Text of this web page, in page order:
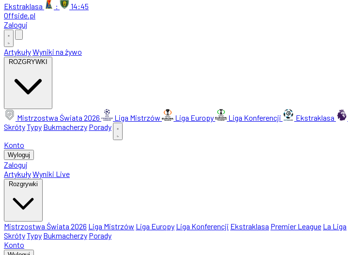
Ekstraklasa
:
14:45
Offside.pl
Zaloguj
ArtykułyWyniki na żywo
ROZGRYWKI
Mistrzostwa Świata 2026 Liga Mistrzów Liga Europy Liga Konferencji Ekstraklasa
SkrótyTypy Bukmacherzy Porady
Konto
Wyloguj
Zaloguj
ArtykułyWyniki Live
Rozgrywki
Mistrzostwa Świata 2026 Liga Mistrzów Liga Europy Liga Konferencji Ekstraklasa Premier League La Liga
SkrótyTypy Bukmacherzy Porady
Konto